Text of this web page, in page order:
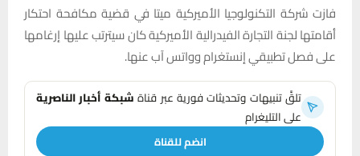
فازت شركة التكنولوجيا الأميركية ميتا في قضية مكافحة احتكار
أقامتها لجنة التجارة الفيدرالية الأميركية كان سيترتب عليها إرغامها
على فصل تطبيقي إنستغرام وواتس آب عنها.
تلقَّ تنبيهات وتحديثات فورية عبر قناةشبكة أخبار الناصرية
على التليغرام
انضم للقناة